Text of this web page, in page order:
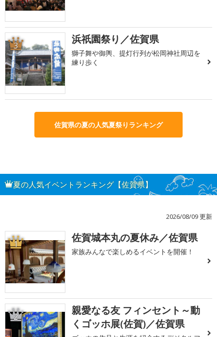
3 浜祇園祭り／佐賀県
獅子舞や御輿、提灯行列が松岡神社周辺を
練り歩く
佐賀県の夏の人気夏祭りランキング
夏の人気イベントランキング【佐賀県】
2026/08/09 更新
1 佐賀城本丸の夏休み／佐賀県
家族みんなで楽しめるイベントを開催！
2
親愛なる友 フィンセント～動
くゴッホ展(佐賀)／佐賀県